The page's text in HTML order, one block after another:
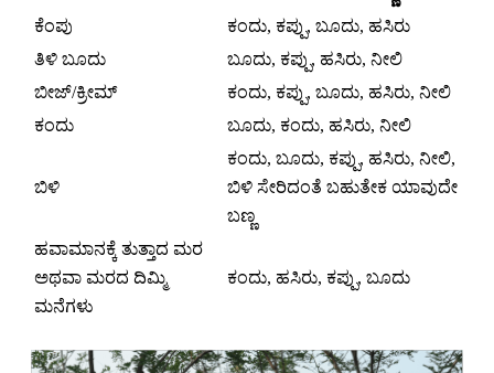
ಕೆಂಪು
ಕಂದು, ಕಪ್ಪು, ಬೂದು, ಹಸಿರು
ತಿಳಿ ಬೂದು
ಬೂದು, ಕಪ್ಪು, ಹಸಿರು, ನೀಲಿ
ಬೀಜ್/ಕ್ರೀಮ್
ಕಂದು, ಕಪ್ಪು, ಬೂದು, ಹಸಿರು, ನೀಲಿ
ಕಂದು
ಬೂದು, ಕಂದು, ಹಸಿರು, ನೀಲಿ
ಬಿಳಿ
ಕಂದು, ಬೂದು, ಕಪ್ಪು, ಹಸಿರು, ನೀಲಿ,
ಬಿಳಿ ಸೇರಿದಂತೆ ಬಹುತೇಕ ಯಾವುದೇ
ಬಣ್ಣ
ಹವಾಮಾನಕ್ಕೆ ತುತ್ತಾದ ಮರ
ಅಥವಾ ಮರದ ದಿಮ್ಮಿ
ಮನೆಗಳು
ಕಂದು, ಹಸಿರು, ಕಪ್ಪು, ಬೂದು